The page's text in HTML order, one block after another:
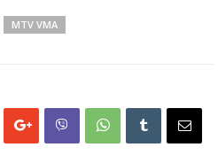
MTV VMA